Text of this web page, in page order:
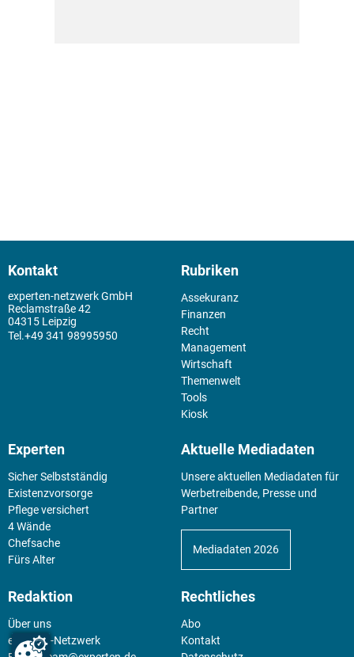
Kontakt
experten-netzwerk GmbH
Reclamstraße 42
04315 Leipzig
+49 341 98995950
Rubriken
Assekuranz
Finanzen
Recht
Management
Wirtschaft
Themenwelt
Tools
Kiosk
Experten
Sicher Selbstständig
Existenz­vorsorge
Pflege versichert
4 Wände
Chefsache
Fürs Alter
Aktuelle Mediadaten
Unsere aktuellen Mediadaten für
Werbetreibende, Presse und
Partner
Mediadaten 2026
Redaktion
Über uns
experten-Netzwerk
Rechtliches
Abo
Kontakt